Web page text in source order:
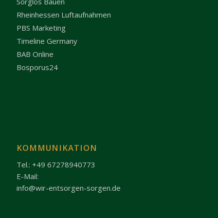
Rheinhessen Luftaufnahmen
PBS Marketing
Timeline Germany
BAB Online
Bosporus24
KOMMUNIKATION
Tel.: +49 67278940773
E-Mail:
info@wir-entsorgen-sorgen.de